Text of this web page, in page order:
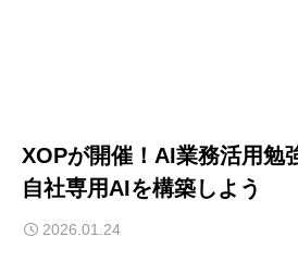
XOPが開催！AI業務活用勉
自社専用AIを構築しよう
2026.01.24